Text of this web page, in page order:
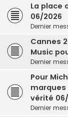
La place
06/2026
Dernier
Cannes
Music
Dernier
Pour
marques
vérité
Dernier